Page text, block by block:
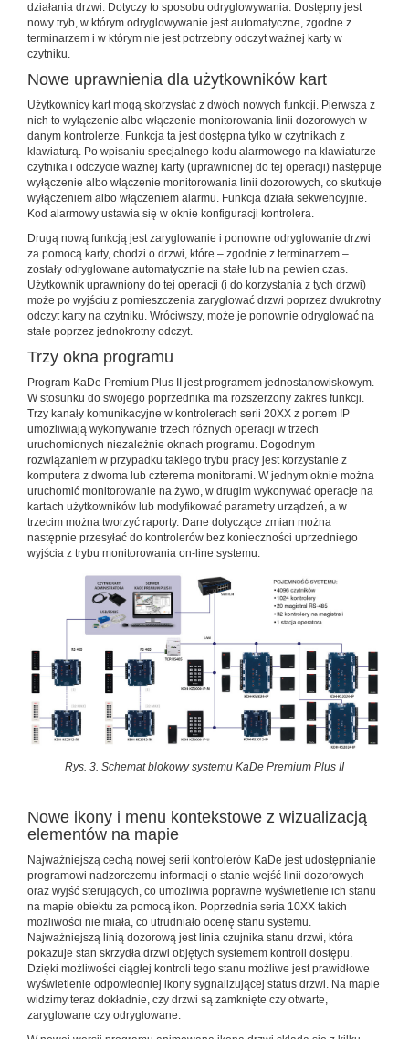
działania drzwi. Dotyczy to sposobu odryglowywania. Dostępny jest
nowy tryb, w którym odryglowywanie jest automatyczne, zgodne z
terminarzem i w którym nie jest potrzebny odczyt ważnej karty w
czytniku.
Nowe uprawnienia dla użytkowników kart
Użytkownicy kart mogą skorzystać z dwóch nowych funkcji. Pierwsza z
nich to wyłączenie albo włączenie monitorowania linii dozorowych w
danym kontrolerze. Funkcja ta jest dostępna tylko w czytnikach z
klawiaturą. Po wpisaniu specjalnego kodu alarmowego na klawiaturze
czytnika i odczycie ważnej karty (uprawnionej do tej operacji) następuje
wyłączenie albo włączenie monitorowania linii dozorowych, co skutkuje
wyłączeniem albo włączeniem alarmu. Funkcja działa sekwencyjnie.
Kod alarmowy ustawia się w oknie konfiguracji kontrolera.
Drugą nową funkcją jest zaryglowanie i ponowne odryglowanie drzwi
za pomocą karty, chodzi o drzwi, które – zgodnie z terminarzem –
zostały odryglowane automatycznie na stałe lub na pewien czas.
Użytkownik uprawniony do tej operacji (i do korzystania z tych drzwi)
może po wyjściu z pomieszczenia zaryglować drzwi poprzez dwukrotny
odczyt karty na czytniku. Wróciwszy, może je ponownie odryglować na
stałe poprzez jednokrotny odczyt.
Trzy okna programu
Program KaDe Premium Plus II jest programem jednostanowiskowym.
W stosunku do swojego poprzednika ma rozszerzony zakres funkcji.
Trzy kanały komunikacyjne w kontrolerach serii 20XX z portem IP
umożliwiają wykonywanie trzech różnych operacji w trzech
uruchomionych niezależnie oknach programu. Dogodnym
rozwiązaniem w przypadku takiego trybu pracy jest korzystanie z
komputera z dwoma lub czterema monitorami. W jednym oknie można
uruchomić monitorowanie na żywo, w drugim wykonywać operacje na
kartach użytkowników lub modyfikować parametry urządzeń, a w
trzecim można tworzyć raporty. Dane dotyczące zmian można
następnie przesyłać do kontrolerów bez konieczności uprzedniego
wyjścia z trybu monitorowania on-line systemu.
Rys. 3. Schemat blokowy systemu KaDe Premium Plus II
Nowe ikony i menu kontekstowe z wizualizacją
elementów na mapie
Najważniejszą cechą nowej serii kontrolerów KaDe jest udostępnianie
programowi nadzorczemu informacji o stanie wejść linii dozorowych
oraz wyjść sterujących, co umożliwia poprawne wyświetlenie ich stanu
na mapie obiektu za pomocą ikon. Poprzednia seria 10XX takich
możliwości nie miała, co utrudniało ocenę stanu systemu.
Najważniejszą linią dozorową jest linia czujnika stanu drzwi, która
pokazuje stan skrzydła drzwi objętych systemem kontroli dostępu.
Dzięki możliwości ciągłej kontroli tego stanu możliwe jest prawidłowe
wyświetlenie odpowiedniej ikony sygnalizującej status drzwi. Na mapie
widzimy teraz dokładnie, czy drzwi są zamknięte czy otwarte,
zaryglowane czy odryglowane.